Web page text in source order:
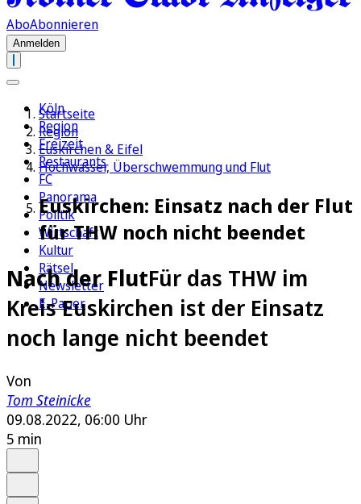
AboAbonnieren
Anmelden
Köln
Region
Freizeit
Restaurants
FC
Panorama
Politik
Wirtschaft
Kultur
Rätsel
Newsletter
E-Paper
Startseite
Region
Euskirchen & Eifel
Hochwasser, Überschwemmung und Flut
Euskirchen: Einsatz nach der Flut
für THW noch nicht beendet
Nach der FlutFür das THW im
Kreis Euskirchen ist der Einsatz
noch lange nicht beendet
Von
Tom Steinicke
09.08.2022, 06:00 Uhr
5 min